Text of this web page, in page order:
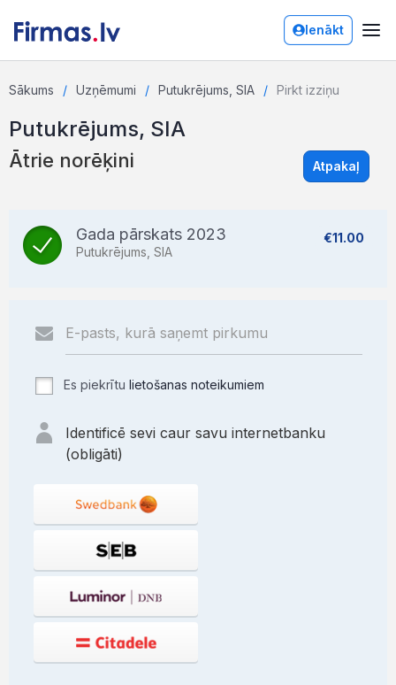
Ienākt
Sākums Uzņēmumi Putukrējums, SIA Pirkt izziņu
Putukrējums, SIA
Ātrie norēķini Atpakaļ
Gada pārskats 2023
Putukrējums, SIA
€11.00
Es piekrītu lietošanas noteikumiem
Identificē sevi caur savu internetbanku
(obligāti)